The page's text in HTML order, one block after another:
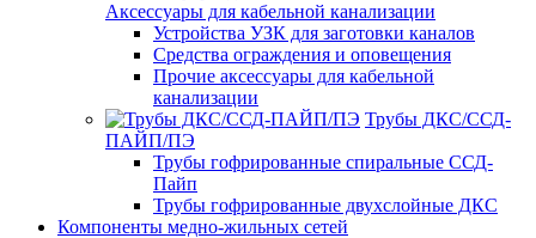
Аксессуары для кабельной канализации
Устройства УЗК для заготовки каналов
Средства ограждения и оповещения
Прочие аксессуары для кабельной
канализации
Трубы ДКС/ССД-
ПАЙП/ПЭ
Трубы гофрированные спиральные ССД-
Пайп
Трубы гофрированные двухслойные ДКС
Компоненты медно-жильных сетей